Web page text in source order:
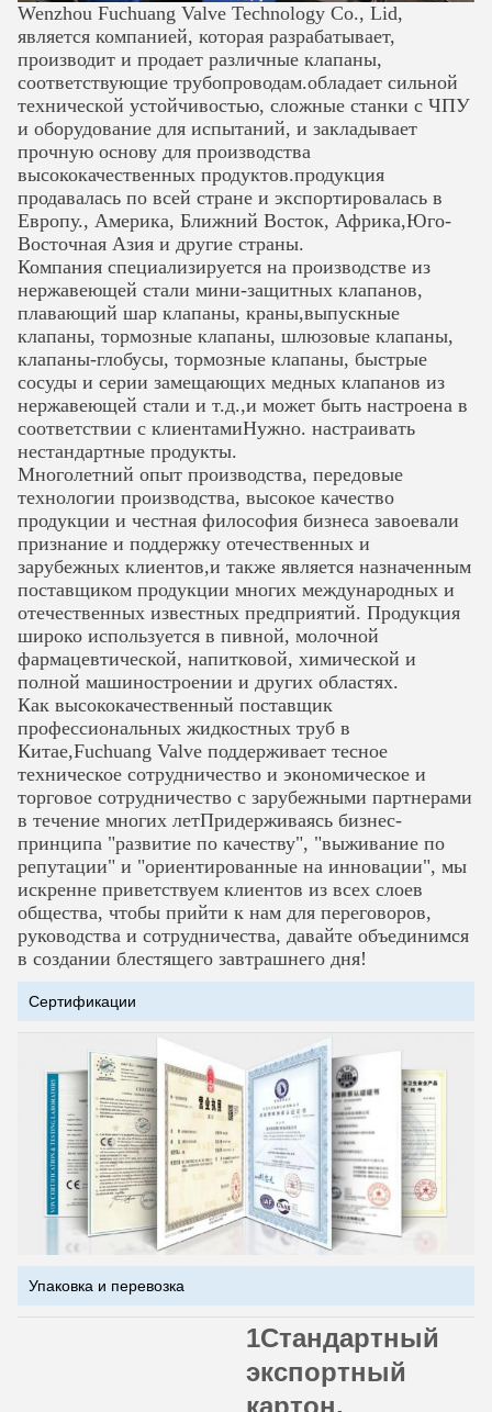
Отправить
Wenzhou Fuchuang Valve Technology Co., Lid,
является компанией, которая разрабатывает,
производит и продает различные клапаны,
соответствующие трубопроводам.обладает сильной
технической устойчивостью, сложные станки с ЧПУ
и оборудование для испытаний, и закладывает
прочную основу для производства
высококачественных продуктов.продукция
продавалась по всей стране и экспортировалась в
Европу., Америка, Ближний Восток, Африка,Юго-
Восточная Азия и другие страны.
Компания специализируется на производстве из
нержавеющей стали мини-защитных клапанов,
плавающий шар клапаны, краны,выпускные
клапаны, тормозные клапаны, шлюзовые клапаны,
клапаны-глобусы, тормозные клапаны, быстрые
сосуды и серии замещающих медных клапанов из
нержавеющей стали и т.д.,и может быть настроена в
соответствии с клиентамиНужно. настраивать
нестандартные продукты.
Многолетний опыт производства, передовые
технологии производства, высокое качество
продукции и честная философия бизнеса завоевали
признание и поддержку отечественных и
зарубежных клиентов,и также является назначенным
поставщиком продукции многих международных и
отечественных известных предприятий. Продукция
широко используется в пивной, молочной
фармацевтической, напитковой, химической и
полной машиностроении и других областях.
Как высококачественный поставщик
профессиональных жидкостных труб в
Китае,Fuchuang Valve поддерживает тесное
техническое сотрудничество и экономическое и
торговое сотрудничество с зарубежными партнерами
в течение многих летПридерживаясь бизнес-
принципа "развитие по качеству", "выживание по
репутации" и "ориентированные на инновации", мы
искренне приветствуем клиентов из всех слоев
общества, чтобы прийти к нам для переговоров,
руководства и сотрудничества, давайте объединимся
в создании блестящего завтрашнего дня!
Сертификации
Упаковка и перевозка
1Стандартный
экспортный
картон,